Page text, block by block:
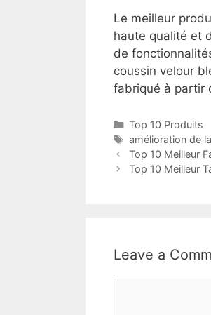
Le meilleur
haute qualité et
de
coussin velour
fabriqué à partir
Top 10 Produits
amélioration de
Top 10 Meilleur
Top 10 Meilleur
Leave a